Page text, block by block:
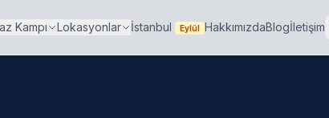
Kampı Lokasyonlar İstanbul Eylül HakkımızdaBlogİletişim